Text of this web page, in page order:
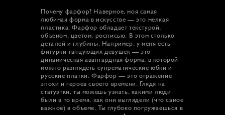
Почему фарфор? Наверное, моя самая
любимая форма в искусстве — это мелкая
пластика. Фарфор обладает текстурой,
объемом, цветом, росписью. В этом столько
деталей и глубины. Например, у меня есть
фигурки танцующих девушек — это
динамическая авангардная форма, в которой
можно разглядеть супрематические юбки и
русские платки. Фарфор — это отражение
эпохи и героев своего времени. Глядя на
статуэтки, ты можешь узнать, какими люди
были в то время, как они выглядели (что самое
важное) в объеме. Ты глубоко погружаешься в